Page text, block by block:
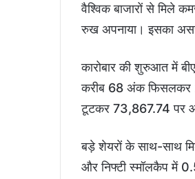
वैश्विक बाजारों से मिले
रुख अपनाया। इसका
कारोबार की शुरुआत में
करीब 68 अंक फिसलकर
टूटकर 73,867.74 पर आ
बड़े शेयरों के साथ-साथ
और निफ्टी स्मॉलकैप में